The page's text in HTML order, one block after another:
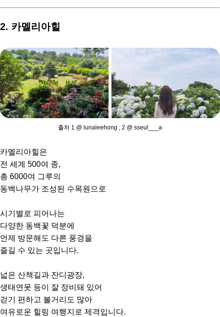
2. 카멜리아힐
출처 1 @ lunaleehong , 2 @ sseul___a
카멜리아힐은
전 세계 500여 종,
총 6000여 그루의
동백나무가 조성된 수목원으로
시기별로 피어나는
다양한 동백꽃 덕분에
언제 방문해도 다른 풍경을
즐길 수 있는 곳입니다.
넓은 산책길과 잔디광장,
생태연못 등이 잘 정비돼 있어
걷기 편하고 볼거리도 많아
여유로운 힐링 여행지로 제격입니다.